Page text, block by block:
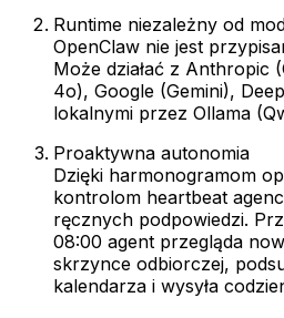
Runtime niezależny od
OpenClaw nie jest
Może działać z Anthropic
4o), Google (Gemini),
lokalnymi przez Ollama
Proaktywna autonomia
Dzięki harmonogramom
kontrolom heartbeat
ręcznych podpowiedzi.
08:00 agent przegląda
skrzynce odbiorczej,
kalendarza i wysyła